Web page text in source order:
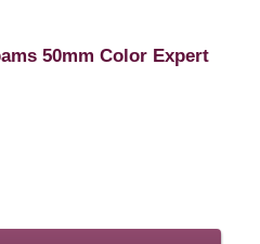
50mm Color Expert